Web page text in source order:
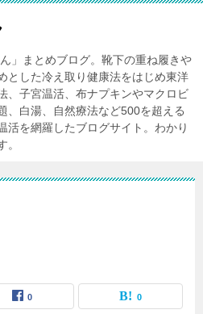
」まとめブログ。靴下の重ね履きや
とした冷え取り健康法をはじめ東洋
、子宮温活、布ナプキンやマクロビ
、白湯、自然療法など500を超える
活を網羅したブログサイト。わかり
0 0